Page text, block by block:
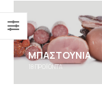
ΜΠΑΣΤΟΎΝΙΑ
18 ΠΡΟΪΌΝΤΑ